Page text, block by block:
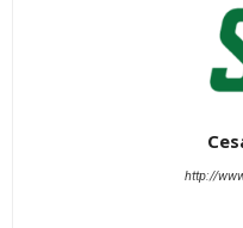
http://